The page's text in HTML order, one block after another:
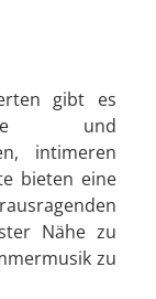
gibt es
und
intimeren
bieten eine
Nähe zu
zu